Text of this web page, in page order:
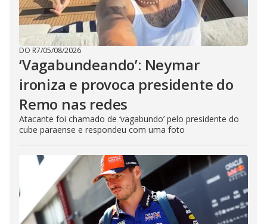
DO R7/05/08/2026
‘Vagabundeando’: Neymar
ironiza e provoca presidente do
Remo nas redes
Atacante foi chamado de ‘vagabundo’ pelo presidente do
cube paraense e respondeu com uma foto